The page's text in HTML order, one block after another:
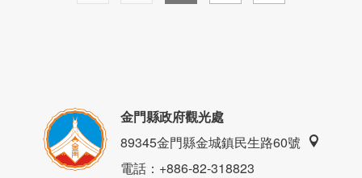
金門縣政府觀光處
89345金門縣金城鎮民生路60號
電話：+886-82-318823